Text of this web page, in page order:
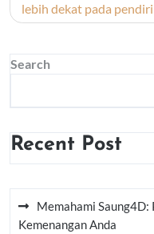
lebih dekat pada pendiri
Search
Recent Post
Memahami
Kemenangan Anda